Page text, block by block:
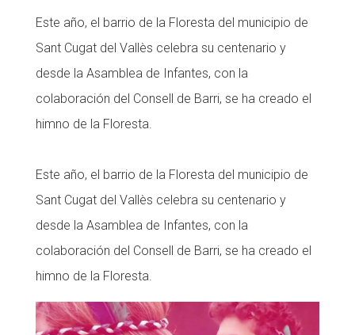
Este año, el barrio de la Floresta del municipio de
Sant Cugat del Vallès celebra su centenario y
desde la Asamblea de Infantes, con la
colaboración del Consell de Barri, se ha creado el
himno de la Floresta.
Este año, el barrio de la Floresta del municipio de
Sant Cugat del Vallès celebra su centenario y
desde la Asamblea de Infantes, con la
colaboración del Consell de Barri, se ha creado el
himno de la Floresta.
La Fundació
L'equip
Missió i valors
Els comptes clars
Memòria d'activitats